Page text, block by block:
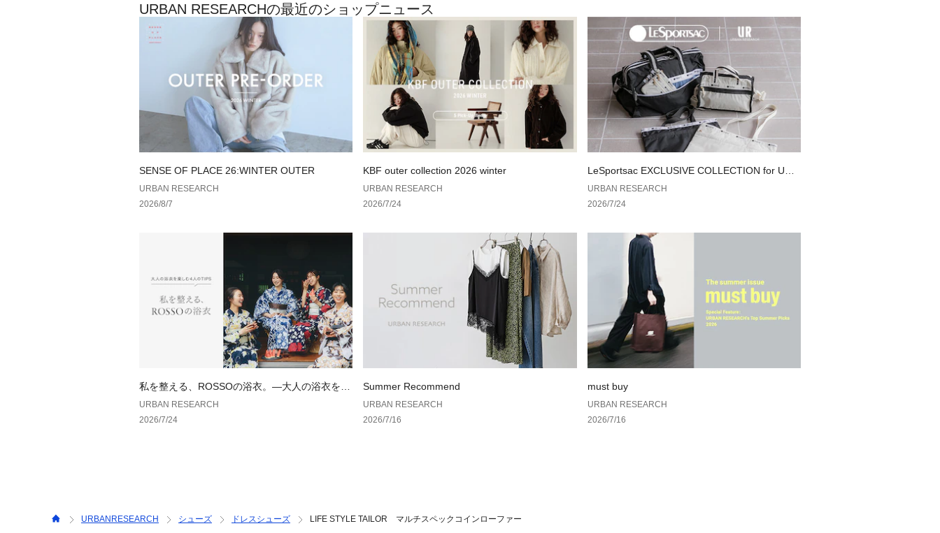
めご了承ください。
※靴箱破損につきましては、商品に不良が無い場合に限
り出荷させていただいております。予めご了承くださ
い。
重量(片足) : 約400g
※商品画像は、光の当たり具合やパソコンなどの閲覧環
境により、実際の色味と異なって見える場合がございま
す。予めご了承ください。
※商品の色味の目安は、商品単体の画像をご参照くださ
▼お気に入り登録のおすすめ▼
格情報や在庫状況の確認が可能です。
お買い物リストの管理にぜひご利用ください。
URBAN RESEARCHの最近のショップニュース
SENSE OF PLACE 26:WINTER OUTER
URBAN RESEARCH
2026/8/7
KBF outer collection 2026 winter
URBAN RESEARCH
2026/7/24
LeSportsac EXCLUSIVE COLLECTION for URB
AN RESEARCH
URBAN RESEARCH
2026/7/24
私を整える、ROSSOの浴衣。—大人の浴衣を楽
しむ、4人のTIPS—
URBAN RESEARCH
2026/7/24
Summer Recommend
URBAN RESEARCH
2026/7/16
must buy
URBAN RESEARCH
2026/7/16
URBANRESEARCH シューズ ドレスシューズ LIFE STYLE TAILOR マルチスペックコインローファー